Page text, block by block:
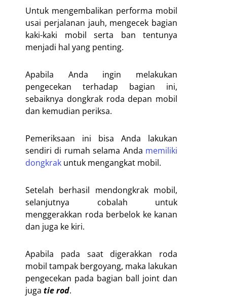
Untuk mengembalikan performa mobil
usai perjalanan jauh, mengecek bagian
kaki-kaki mobil serta ban tentunya
menjadi hal yang penting.
Apabila Anda ingin melakukan
pengecekan terhadap bagian ini,
sebaiknya dongkrak roda depan mobil
dan kemudian periksa.
Pemeriksaan ini bisa Anda lakukan
sendiri di rumah selama Anda memiliki
dongkrak untuk mengangkat mobil.
Setelah berhasil mendongkrak mobil,
selanjutnya cobalah untuk
menggerakkan roda berbelok ke kanan
dan juga ke kiri.
Apabila pada saat digerakkan roda
mobil tampak bergoyang, maka lakukan
pengecekan pada bagian ball joint dan
juga tie rod.